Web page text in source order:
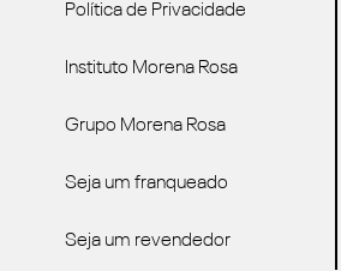
Política de Privacidade
Instituto Morena Rosa
Grupo Morena Rosa
Seja um franqueado
Seja um revendedor